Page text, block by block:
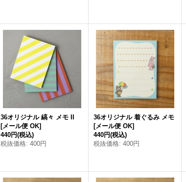
36オリジナル 縞々 メモ II
[メール便 OK]
440円(税込)
税抜価格: 400円
36オリジナル 着ぐるみ メモ
[メール便 OK]
440円(税込)
税抜価格: 400円